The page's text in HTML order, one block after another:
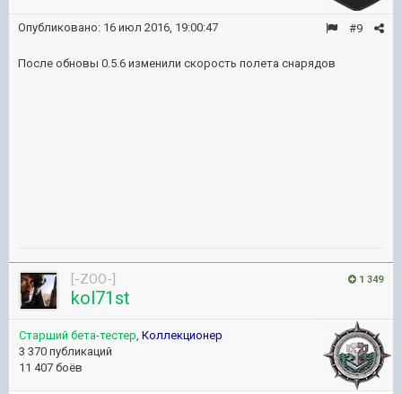
#9
Опубликовано: 16 июл 2016, 19:00:47
После обновы 0.5.6 изменили скорость полета снарядов
1 349
[-ZOO-]
kol71st
Старший бета-тестер, Коллекционер
3 370 публикаций
11 407 боёв